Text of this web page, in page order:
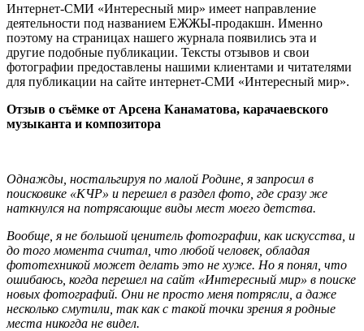
Интернет-СМИ «Интересный мир» имеет направление
деятельности под названием ЕЖЖЫ-продакшн. Именно
поэтому на страницах нашего журнала появились эта и
другие подобные публикации. Тексты отзывов и свои
фотографии предоставлены нашими клиентами и читателями
для публикации на сайте интернет-СМИ «Интересный мир».
Отзыв о съёмке от Арсена Канаматова, карачаевского
музыканта и композитора
Однажды, ностальгируя по малой Родине, я запросил в
поисковике «КЧР» и перешел в раздел фото, где сразу же
наткнулся на потрясающие виды мест моего детства.
Вообще, я не большой ценитель фотографии, как искусства, и
до того момента считал, что любой человек, обладая
фототехникой может делать это не хуже. Но я понял, что
ошибаюсь, когда перешел на сайт «Интересный мир» в поиске
новых фотографий. Они не просто меня потрясли, а даже
несколько смутили, так как с такой точки зрения я родные
места никогда не видел.